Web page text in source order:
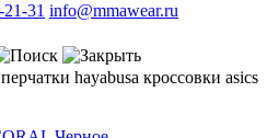
31 info@mmawear.ru
перчатки hayabusa кроссовки asics